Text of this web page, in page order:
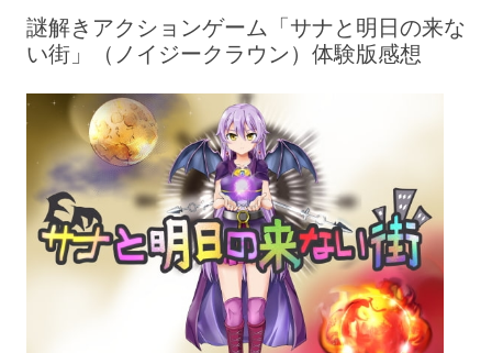
謎解きアクションゲーム「サナと明日の来な
い街」（ノイジークラウン）体験版感想